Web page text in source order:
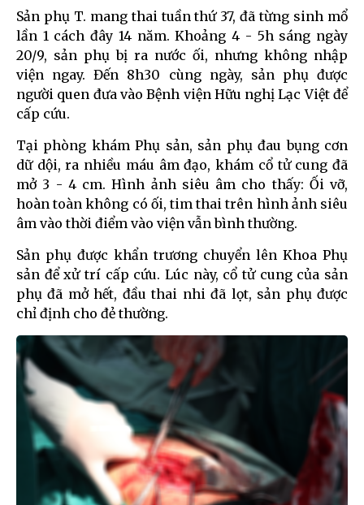
Sản phụ T. mang thai tuần thứ 37, đã từng sinh mổ
lần 1 cách đây 14 năm. Khoảng 4 - 5h sáng ngày
20/9, sản phụ bị ra nước ối, nhưng không nhập
viện ngay. Đến 8h30 cùng ngày, sản phụ được
người quen đưa vào Bệnh viện Hữu nghị Lạc Việt để
cấp cứu.
Tại phòng khám Phụ sản, sản phụ đau bụng cơn
dữ dội, ra nhiều máu âm đạo, khám cổ tử cung đã
mở 3 - 4 cm. Hình ảnh siêu âm cho thấy: Ối vỡ,
hoàn toàn không có ối, tim thai trên hình ảnh siêu
âm vào thời điểm vào viện vẫn bình thường.
Sản phụ được khẩn trương chuyển lên Khoa Phụ
sản để xử trí cấp cứu. Lúc này, cổ tử cung của sản
phụ đã mở hết, đầu thai nhi đã lọt, sản phụ được
chỉ định cho đẻ thường.